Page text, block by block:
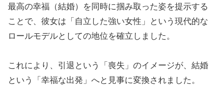
最高の幸福（結婚）を同時に掴み取った姿を提示する
ことで、彼女は「自立した強い女性」という現代的な
ロールモデルとしての地位を確立しました。
これにより、引退という「喪失」のイメージが、結婚
という「幸福な出発」へと見事に変換されました。